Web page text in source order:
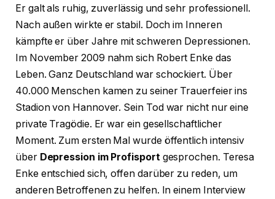
Er galt als ruhig, zuverlässig und sehr professionell.
Nach außen wirkte er stabil. Doch im Inneren
kämpfte er über Jahre mit schweren Depressionen.
Im November 2009 nahm sich Robert Enke das
Leben. Ganz Deutschland war schockiert. Über
40.000 Menschen kamen zu seiner Trauerfeier ins
Stadion von Hannover. Sein Tod war nicht nur eine
private Tragödie. Er war ein gesellschaftlicher
Moment. Zum ersten Mal wurde öffentlich intensiv
über Depression im Profisport gesprochen. Teresa
Enke entschied sich, offen darüber zu reden, um
anderen Betroffenen zu helfen. In einem Interview